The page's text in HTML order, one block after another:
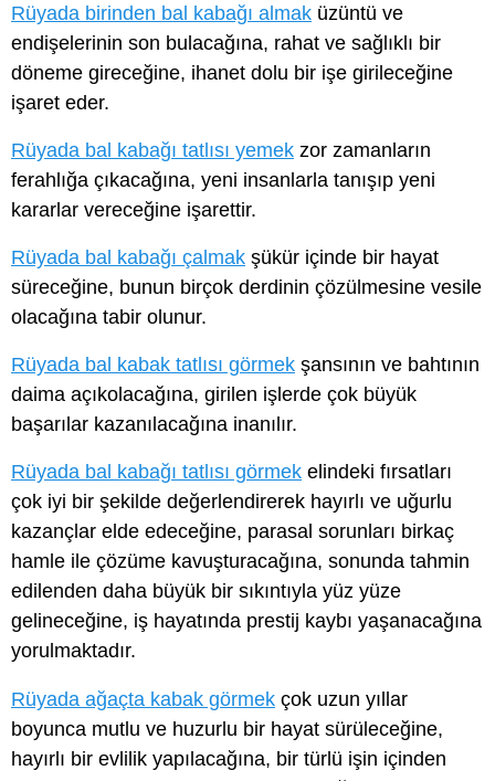
Rüyada birinden bal kabağı almak üzüntü ve
endişelerinin son bulacağına, rahat ve sağlıklı bir
döneme gireceğine, ihanet dolu bir işe girileceğine
işaret eder.
Rüyada bal kabağı tatlısı yemek zor zamanların
ferahlığa çıkacağına, yeni insanlarla tanışıp yeni
kararlar vereceğine işarettir.
Rüyada bal kabağı çalmak şükür içinde bir hayat
süreceğine, bunun birçok derdinin çözülmesine vesile
olacağına tabir olunur.
Rüyada bal kabak tatlısı görmek şansının ve bahtının
daima açıkolacağına, girilen işlerde çok büyük
başarılar kazanılacağına inanılır.
Rüyada bal kabağı tatlısı görmek elindeki fırsatları
çok iyi bir şekilde değerlendirerek hayırlı ve uğurlu
kazançlar elde edeceğine, parasal sorunları birkaç
hamle ile çözüme kavuşturacağına, sonunda tahmin
edilenden daha büyük bir sıkıntıyla yüz yüze
gelineceğine, iş hayatında prestij kaybı yaşanacağına
yorulmaktadır.
Rüyada ağaçta kabak görmek çok uzun yıllar
boyunca mutlu ve huzurlu bir hayat sürüleceğine,
hayırlı bir evlilik yapılacağına, bir türlü işin içinden